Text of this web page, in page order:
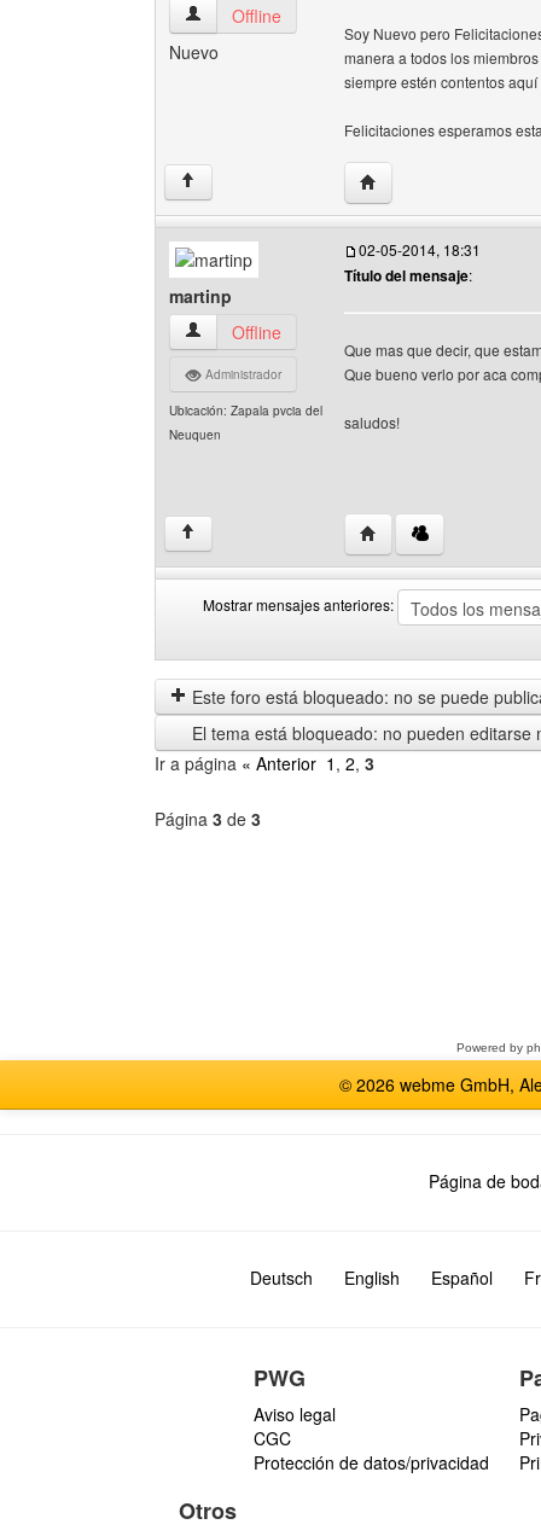
Chimbote-otaku Ver perfil del usuario
Offline
Nuevo
Soy Nuevo pero
manera a todos los
siempre estén contentos
Felicitaciones esperamos
↑ Visitar sitio web del
martinp
martinp Ver perfil del usuario
Offline
Administrador
Ubicación: Zapala pvcia del
Neuquen
02-05-2014, 18:31
Título del mensaje:
Que mas que decir, que
Que bueno verlo por aca
saludos!
↑ Visitar sitio web del
Mostrar mensajes anteriores:
mensajes
anteriores
by
Este foro está bloqueado: no se puede
El tema está bloqueado: no pueden editarse
Ir a página « Anterior 1 , 2, 3
Página 3 de 3
Powered by
© 2026 webme GmbH,
Página de
Deutsch English Español
PWG
Aviso legal
CGC
Protección de datos/privacidad
Otros